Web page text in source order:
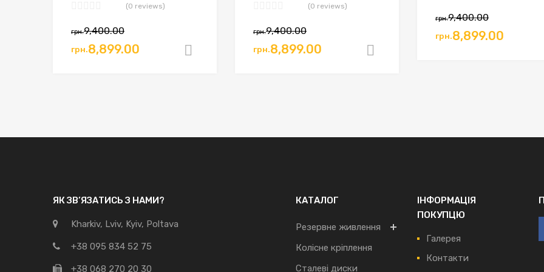
(0 reviews)
грн.9,400.00
грн.8,899.00 Додати в кошик
(0 reviews)
грн.9,400.00
грн.8,899.00
грн.9,400.00
грн.8,899.00
ЯК ЗВ’ЯЗАТИСЬ З НАМИ?
Kharkiv, Lviv, Kyiv, Poltava
+38 095 834 52 75
+38 068 270 20 30
КАТАЛОГ
Резервне живлення
Колісне кріплення
Сталеві диски
ІНФОРМАЦІЯ
ПОКУПЦЮ
Галерея
Контакти